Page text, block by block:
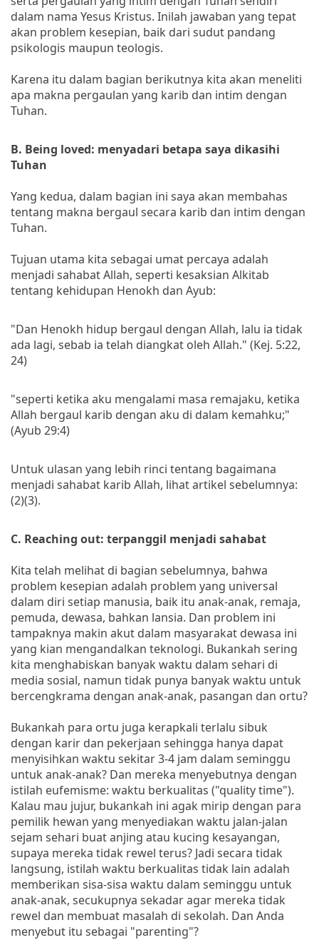
dalam nama Yesus Kristus. Inilah jawaban yang tepat
akan problem kesepian, baik dari sudut pandang
psikologis maupun teologis.
Karena itu dalam bagian berikutnya kita akan meneliti
apa makna pergaulan yang karib dan intim dengan
Tuhan.
B. Being loved: menyadari betapa saya dikasihi
Tuhan
Yang kedua, dalam bagian ini saya akan membahas
tentang makna bergaul secara karib dan intim dengan
Tuhan.
Tujuan utama kita sebagai umat percaya adalah
menjadi sahabat Allah, seperti kesaksian Alkitab
tentang kehidupan Henokh dan Ayub:
"Dan Henokh hidup bergaul dengan Allah, lalu ia tidak
ada lagi, sebab ia telah diangkat oleh Allah." (Kej. 5:22,
24)
"seperti ketika aku mengalami masa remajaku, ketika
Allah bergaul karib dengan aku di dalam kemahku;"
(Ayub 29:4)
Untuk ulasan yang lebih rinci tentang bagaimana
menjadi sahabat karib Allah, lihat artikel sebelumnya:
(2)(3).
C. Reaching out: terpanggil menjadi sahabat
Kita telah melihat di bagian sebelumnya, bahwa
problem kesepian adalah problem yang universal
dalam diri setiap manusia, baik itu anak-anak, remaja,
pemuda, dewasa, bahkan lansia. Dan problem ini
tampaknya makin akut dalam masyarakat dewasa ini
yang kian mengandalkan teknologi. Bukankah sering
kita menghabiskan banyak waktu dalam sehari di
media sosial, namun tidak punya banyak waktu untuk
bercengkrama dengan anak-anak, pasangan dan ortu?
Bukankah para ortu juga kerapkali terlalu sibuk
dengan karir dan pekerjaan sehingga hanya dapat
menyisihkan waktu sekitar 3-4 jam dalam seminggu
untuk anak-anak? Dan mereka menyebutnya dengan
istilah eufemisme: waktu berkualitas ("quality time").
Kalau mau jujur, bukankah ini agak mirip dengan para
pemilik hewan yang menyediakan waktu jalan-jalan
sejam sehari buat anjing atau kucing kesayangan,
supaya mereka tidak rewel terus? Jadi secara tidak
langsung, istilah waktu berkualitas tidak lain adalah
memberikan sisa-sisa waktu dalam seminggu untuk
anak-anak, secukupnya sekadar agar mereka tidak
rewel dan membuat masalah di sekolah. Dan Anda
menyebut itu sebagai "parenting"?